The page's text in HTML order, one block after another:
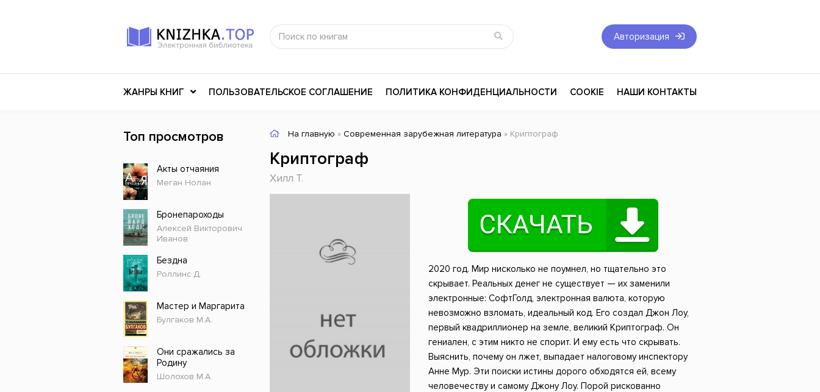
Авторизация
ЖАНРЫ КНИГ
Российское искусство
Детективы
Детские книги
История
Разное
Прочие издания
Медицина и здоровье
Научная литература
Любовные романы
Современная проза
История России
Юмор и сатира
Эзотерика
Экономика
ПОЛЬЗОВАТЕЛЬСКОЕ СОГЛАШЕНИЕ ПОЛИТИКА КОНФИДЕНЦИАЛЬНОСТИ COOKIE НАШИ КОНТАКТЫ
На главную » Современная зарубежная литература » Криптограф
Криптограф
Хилл Т.
2020 год. Мир нисколько не поумнел, но тщательно это
скрывает. Реальных денег не существует — их заменили
электронные: СофтГолд, электронная валюта, которую
невозможно взломать, идеальный код. Его создал Джон Лоу,
первый квадриллионер на земле, великий Криптограф. Он
гениален, с этим никто не спорит. И ему есть что скрывать.
Выяснить, почему он лжет, выпадает налоговому инспектору
Анне Мур. Эти поиски истины дорого обходятся ей, всему
человечеству и самому Джону Лоу. Порой рискованно
Топ просмотров
Акты отчаяния
Меган Нолан
Бронепароходы
Алексей Викторович
Иванов
Бездна
Роллинс Д.
Мастер и Маргарита
Булгаков М.А.
Они сражались за
Родину
Шолохов М.А.